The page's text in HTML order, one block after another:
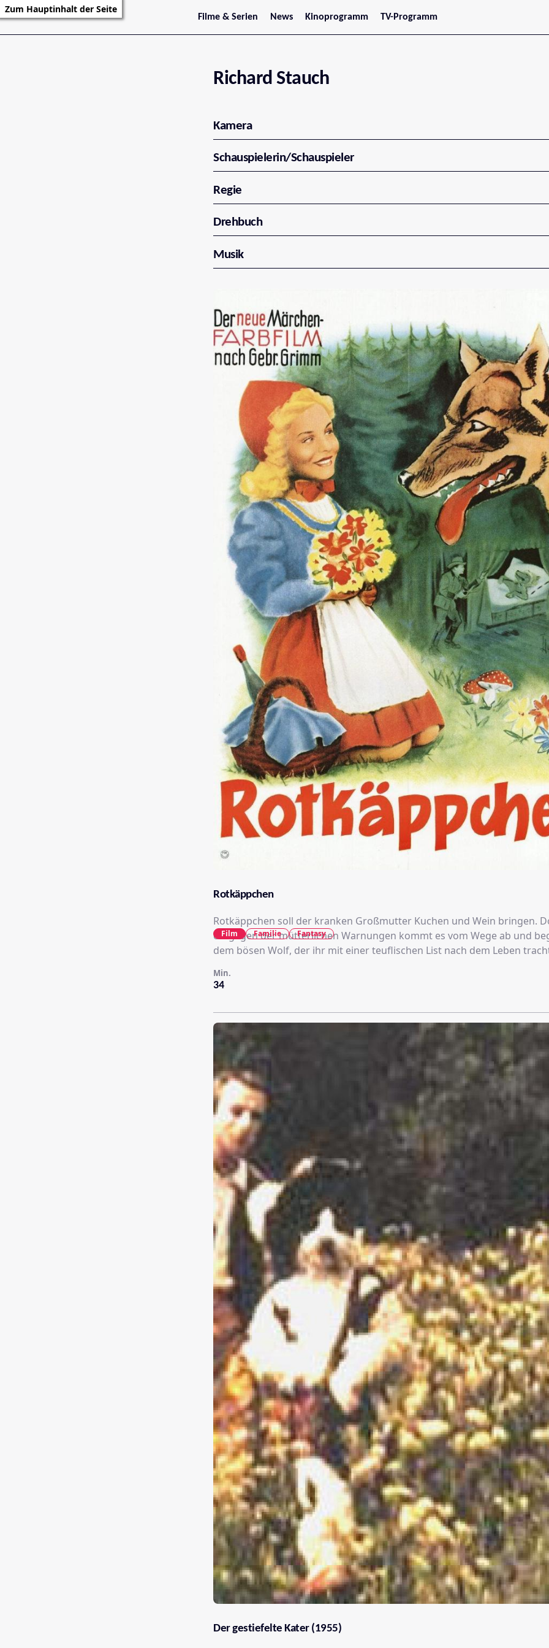
Zum Hauptinhalt der Seite
Filme & Serien
Trailer
Serienarchiv
News
Stars
Kinoprogramm
Jetzt im Kino
Niederösterreich
Oberösterreich
Tirol
Vorarlberg
TV-Programm
Richard Stauch
Kamera
Schauspielerin/Schauspieler
Regie
Drehbuch
Musik
Rotkäppchen
Rotkäppchen soll der kranken Großmutter Kuchen und Wein bringen.
entgegen der mütterlichen Warnungen kommt es vom Wege ab und
dem bösen Wolf, der ihr mit einer teuflischen List nach dem Leben
34
Min.
Film Familie Fantasy
Der gestiefelte Kater (1955)